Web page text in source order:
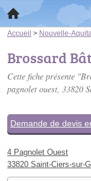
Accueil > Nouvelle-
Brossard
Cette fiche présente
pagnolet ouest, 33820
Demande de devis
4 Pagnolet Ouest
33820 Saint-Ciers-sur-